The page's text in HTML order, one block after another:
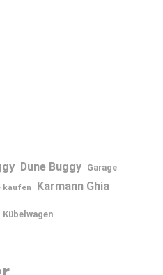
Dune Buggy
Garage
kaufen
Karmann Ghia
Kübelwagen